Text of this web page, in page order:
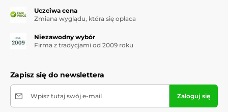
Uczciwa cena
Zmiana wyglądu, która się opłaca
Niezawodny wybór
Firma z tradycjami od 2009 roku
Zapisz się do newslettera
Wpisz tutaj swój e-mail Zaloguj się